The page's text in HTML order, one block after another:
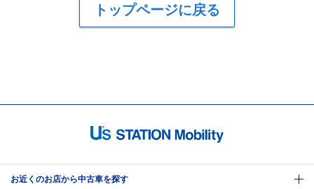
トップページに戻る
お近くのお店から中古車を探す